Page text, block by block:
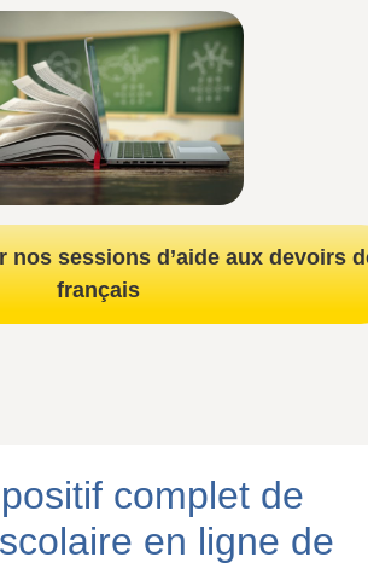
nos sessions d’aide aux devoirs
français
complet de
en ligne de